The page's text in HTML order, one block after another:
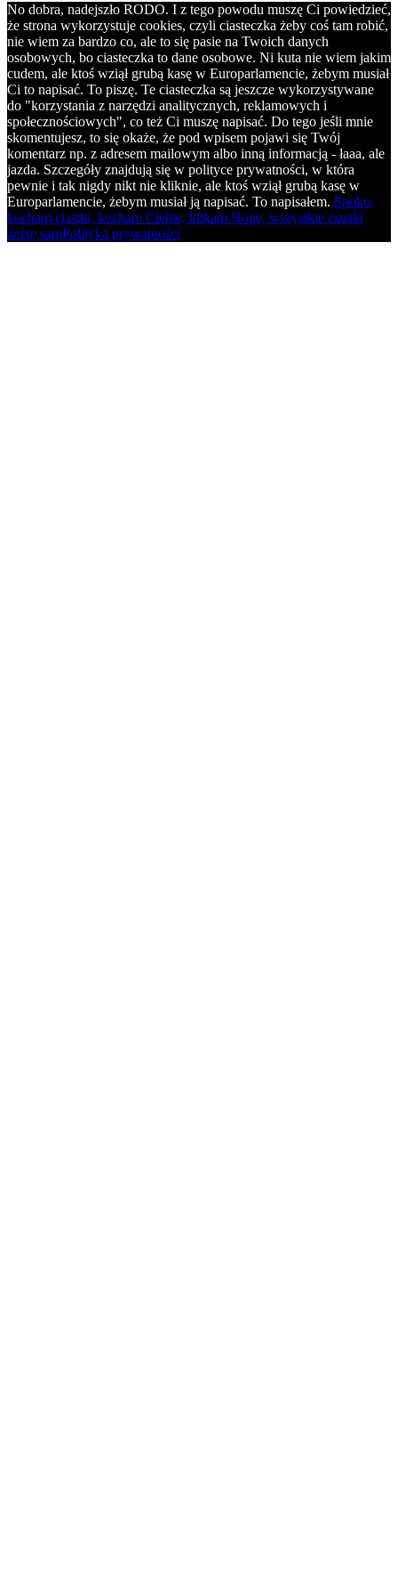
No dobra, nadejszło RODO. I z tego powodu muszę Ci powiedzieć,
że strona wykorzystuje cookies, czyli ciasteczka żeby coś tam robić,
nie wiem za bardzo co, ale to się pasie na Twoich danych
osobowych, bo ciasteczka to dane osobowe. Ni kuta nie wiem jakim
cudem, ale ktoś wziął grubą kasę w Europarlamencie, żebym musiał
Ci to napisać. To piszę. Te ciasteczka są jeszcze wykorzystywane
do "korzystania z narzędzi analitycznych, reklamowych i
społecznościowych", co też Ci muszę napisać. Do tego jeśli mnie
skomentujesz, to się okaże, że pod wpisem pojawi się Twój
komentarz np. z adresem mailowym albo inną informacją - łaaa, ale
jazda. Szczegóły znajdują się w polityce prywatności, w która
pewnie i tak nigdy nikt nie kliknie, ale ktoś wziął grubą kasę w
Europarlamencie, żebym musiał ją napisać. To napisałem. Spoko,
kocham ciastki, kocham Ciebie, klikam.Nope, wszystkie ciastki
zeżrę samPolityka prywatności